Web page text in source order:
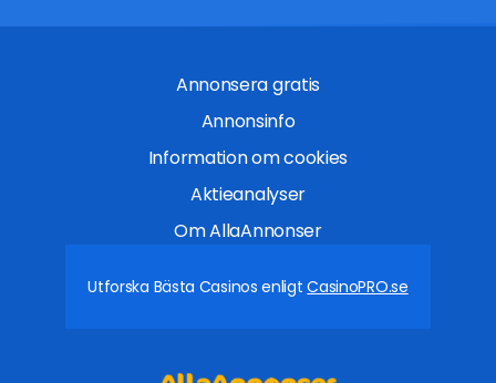
Annonsera gratis
Annonsinfo
Information om cookies
Aktieanalyser
Om AllaAnnonser
Utforska Bästa Casinos enligtCasinoPRO.se